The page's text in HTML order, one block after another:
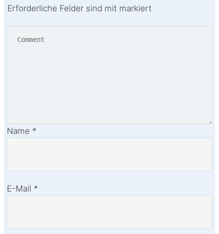
Erforderliche Felder sind mit markiert
Name *
E-Mail *